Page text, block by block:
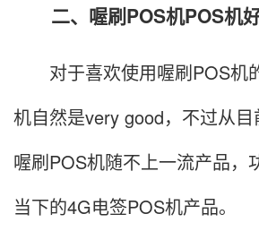
二、喔刷POS机POS机
对于喜欢使用喔刷POS机
机自然是very good，不过从目
喔刷POS机随不上一流产品，
当下的4G电签POS机产品。